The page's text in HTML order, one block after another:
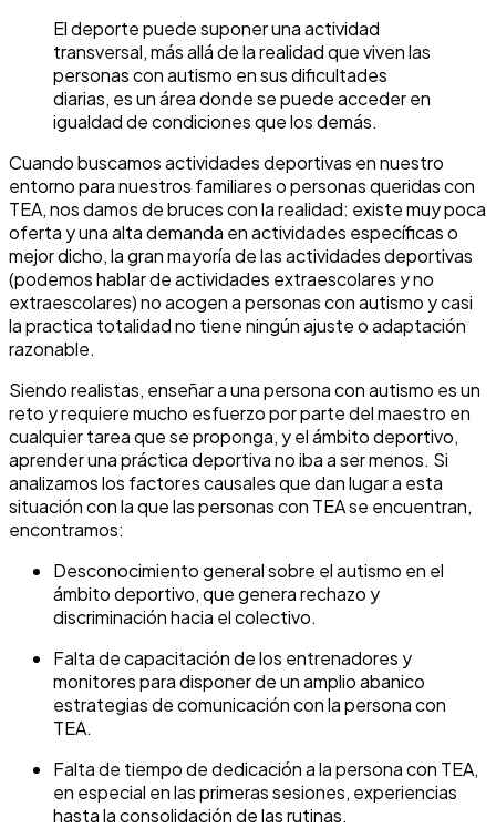
El deporte puede suponer una actividad
transversal, más allá de la realidad que viven las
personas con autismo en sus dificultades
diarias, es un área donde se puede acceder en
igualdad de condiciones que los demás.
Cuando buscamos actividades deportivas en nuestro
entorno para nuestros familiares o personas queridas con
TEA, nos damos de bruces con la realidad: existe muy poca
oferta y una alta demanda en actividades específicas o
mejor dicho, la gran mayoría de las actividades deportivas
(podemos hablar de actividades extraescolares y no
extraescolares) no acogen a personas con autismo y casi
la practica totalidad no tiene ningún ajuste o adaptación
razonable.
Siendo realistas, enseñar a una persona con autismo es un
reto y requiere mucho esfuerzo por parte del maestro en
cualquier tarea que se proponga, y el ámbito deportivo,
aprender una práctica deportiva no iba a ser menos. Si
analizamos los factores causales que dan lugar a esta
situación con la que las personas con TEA se encuentran,
encontramos:
Desconocimiento general sobre el autismo en el
ámbito deportivo, que genera rechazo y
discriminación hacia el colectivo.
Falta de capacitación de los entrenadores y
monitores para disponer de un amplio abanico
estrategias de comunicación con la persona con
TEA.
Falta de tiempo de dedicación a la persona con TEA,
en especial en las primeras sesiones, experiencias
hasta la consolidación de las rutinas.